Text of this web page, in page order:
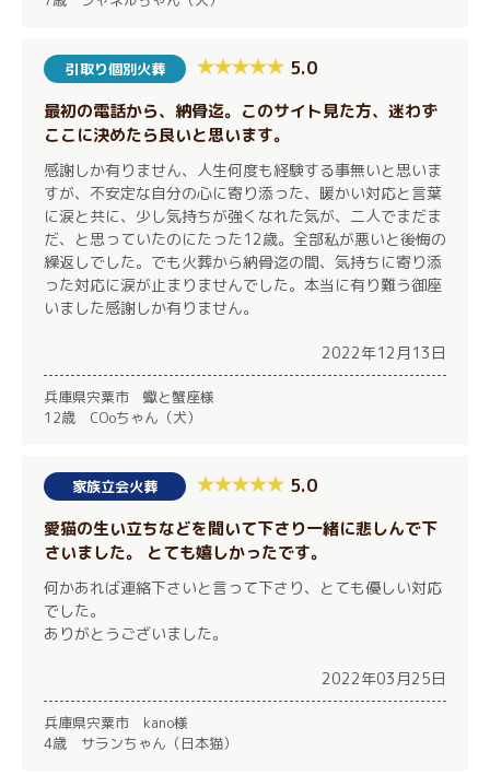
引取り個別火葬 5.0
最初の電話から、納骨迄。このサイト見た方、迷わず
ここに決めたら良いと思います。
感謝しか有りません、人生何度も経験する事無いと思いま
すが、不安定な自分の心に寄り添った、暖かい対応と言葉
に涙と共に、少し気持ちが強くなれた気が、二人でまだま
だ、と思っていたのにたった12歳。全部私が悪いと後悔の
繰返しでした。でも火葬から納骨迄の間、気持ちに寄り添
った対応に涙が止まりませんでした。本当に有り難う御座
いました感謝しか有りません。
2022年12月13日
兵庫県宍粟市 蠍と蟹座様
12歳 COoちゃん（犬）
家族立会火葬 5.0
愛猫の生い立ちなどを聞いて下さり一緒に悲しんで下
さいました。 とても嬉しかったです。
何かあれば連絡下さいと言って下さり、とても優しい対応
でした。
ありがとうございました。
2022年03月25日
兵庫県宍粟市 kano様
4歳 サランちゃん（日本猫）